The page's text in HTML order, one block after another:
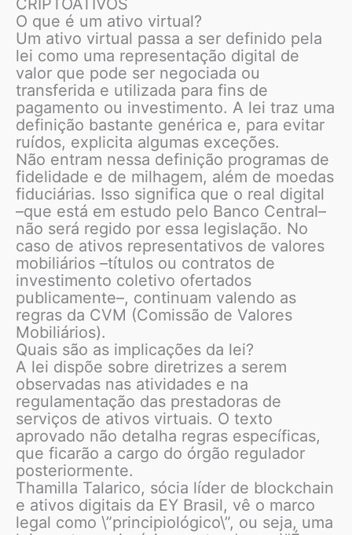
CRIPTOATIVOS
O que é um ativo virtual?
Um ativo virtual passa a ser definido pela
lei como uma representação digital de
valor que pode ser negociada ou
transferida e utilizada para fins de
pagamento ou investimento. A lei traz uma
definição bastante genérica e, para evitar
ruídos, explicita algumas exceções.
Não entram nessa definição programas de
fidelidade e de milhagem, além de moedas
fiduciárias. Isso significa que o real digital
–que está em estudo pelo Banco Central–
não será regido por essa legislação. No
caso de ativos representativos de valores
mobiliários –títulos ou contratos de
investimento coletivo ofertados
publicamente–, continuam valendo as
regras da CVM (Comissão de Valores
Mobiliários).
Quais são as implicações da lei?
A lei dispõe sobre diretrizes a serem
observadas nas atividades e na
regulamentação das prestadoras de
serviços de ativos virtuais. O texto
aprovado não detalha regras específicas,
que ficarão a cargo do órgão regulador
posteriormente.
Thamilla Talarico, sócia líder de blockchain
e ativos digitais da EY Brasil, vê o marco
legal como \”principiológico\”, ou seja, uma